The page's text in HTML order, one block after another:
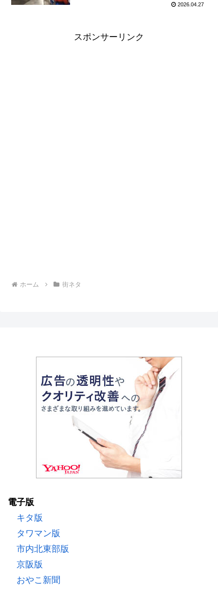
2026.04.27
スポンサーリンク
ホーム 街ネタ
電子版
キタ版
タワマン版
市内北東部版
京阪版
おやこ新聞